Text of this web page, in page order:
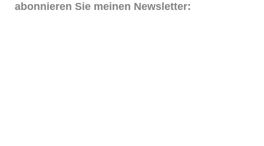
abonnieren Sie meinen Newsletter: